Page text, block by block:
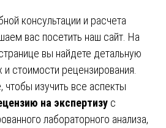
консультации и расчета
вас посетить наш сайт. На
вы найдете детальную
стоимости рецензирования.
изучить все аспекты
на экспертизу с
лабораторного анализа,